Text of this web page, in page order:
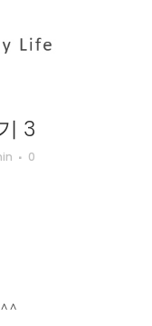
3
0
^ ^